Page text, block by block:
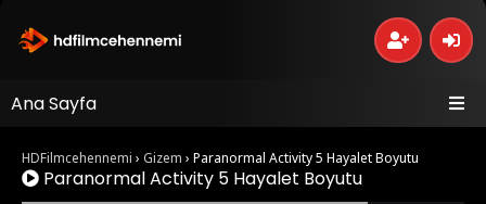
Ana Sayfa
HDFilmcehennemi › Gizem › Paranormal Activity 5 Hayalet Boyutu
Paranormal Activity 5 Hayalet Boyutu